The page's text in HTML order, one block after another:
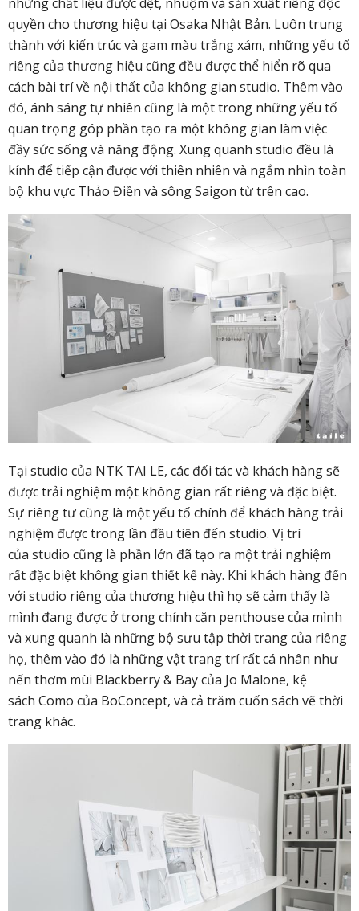
quyền cho thương hiệu tại Osaka Nhật Bản. Luôn trung
thành với kiến trúc và gam màu trắng xám, những yếu tố
riêng của thương hiệu cũng đều được thể hiển rõ qua
cách bài trí về nội thất của không gian studio. Thêm vào
đó, ánh sáng tự nhiên cũng là một trong những yếu tố
quan trọng góp phần tạo ra một không gian làm việc
đầy sức sống và năng động. Xung quanh studio đều là
kính để tiếp cận được với thiên nhiên và ngắm nhìn toàn
bộ khu vực Thảo Điền và sông Saigon từ trên cao.
Tại studio của NTK TAI LE, các đối tác và khách hàng sẽ
được trải nghiệm một không gian rất riêng và đặc biệt.
Sự riêng tư cũng là một yếu tố chính để khách hàng trải
nghiệm được trong lần đầu tiên đến studio. Vị trí
của studio cũng là phần lớn đã tạo ra một trải nghiệm
rất đặc biệt không gian thiết kế này. Khi khách hàng đến
với studio riêng của thương hiệu thì họ sẽ cảm thấy là
mình đang được ở trong chính căn penthouse của mình
và xung quanh là những bộ sưu tập thời trang của riêng
họ, thêm vào đó là những vật trang trí rất cá nhân như
nến thơm mùi Blackberry & Bay của Jo Malone, kệ
sách Como của BoConcept, và cả trăm cuốn sách vẽ thời
trang khác.